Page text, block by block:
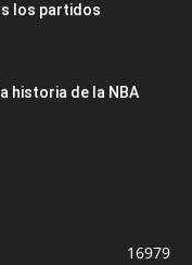
los partidos
historia de la NBA
16979